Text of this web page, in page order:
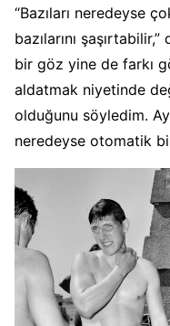
“Bazıları neredeyse
bazılarını
bir göz yine de farkı
aldatmak niyetinde
olduğunu söyledim.
neredeyse otomatik